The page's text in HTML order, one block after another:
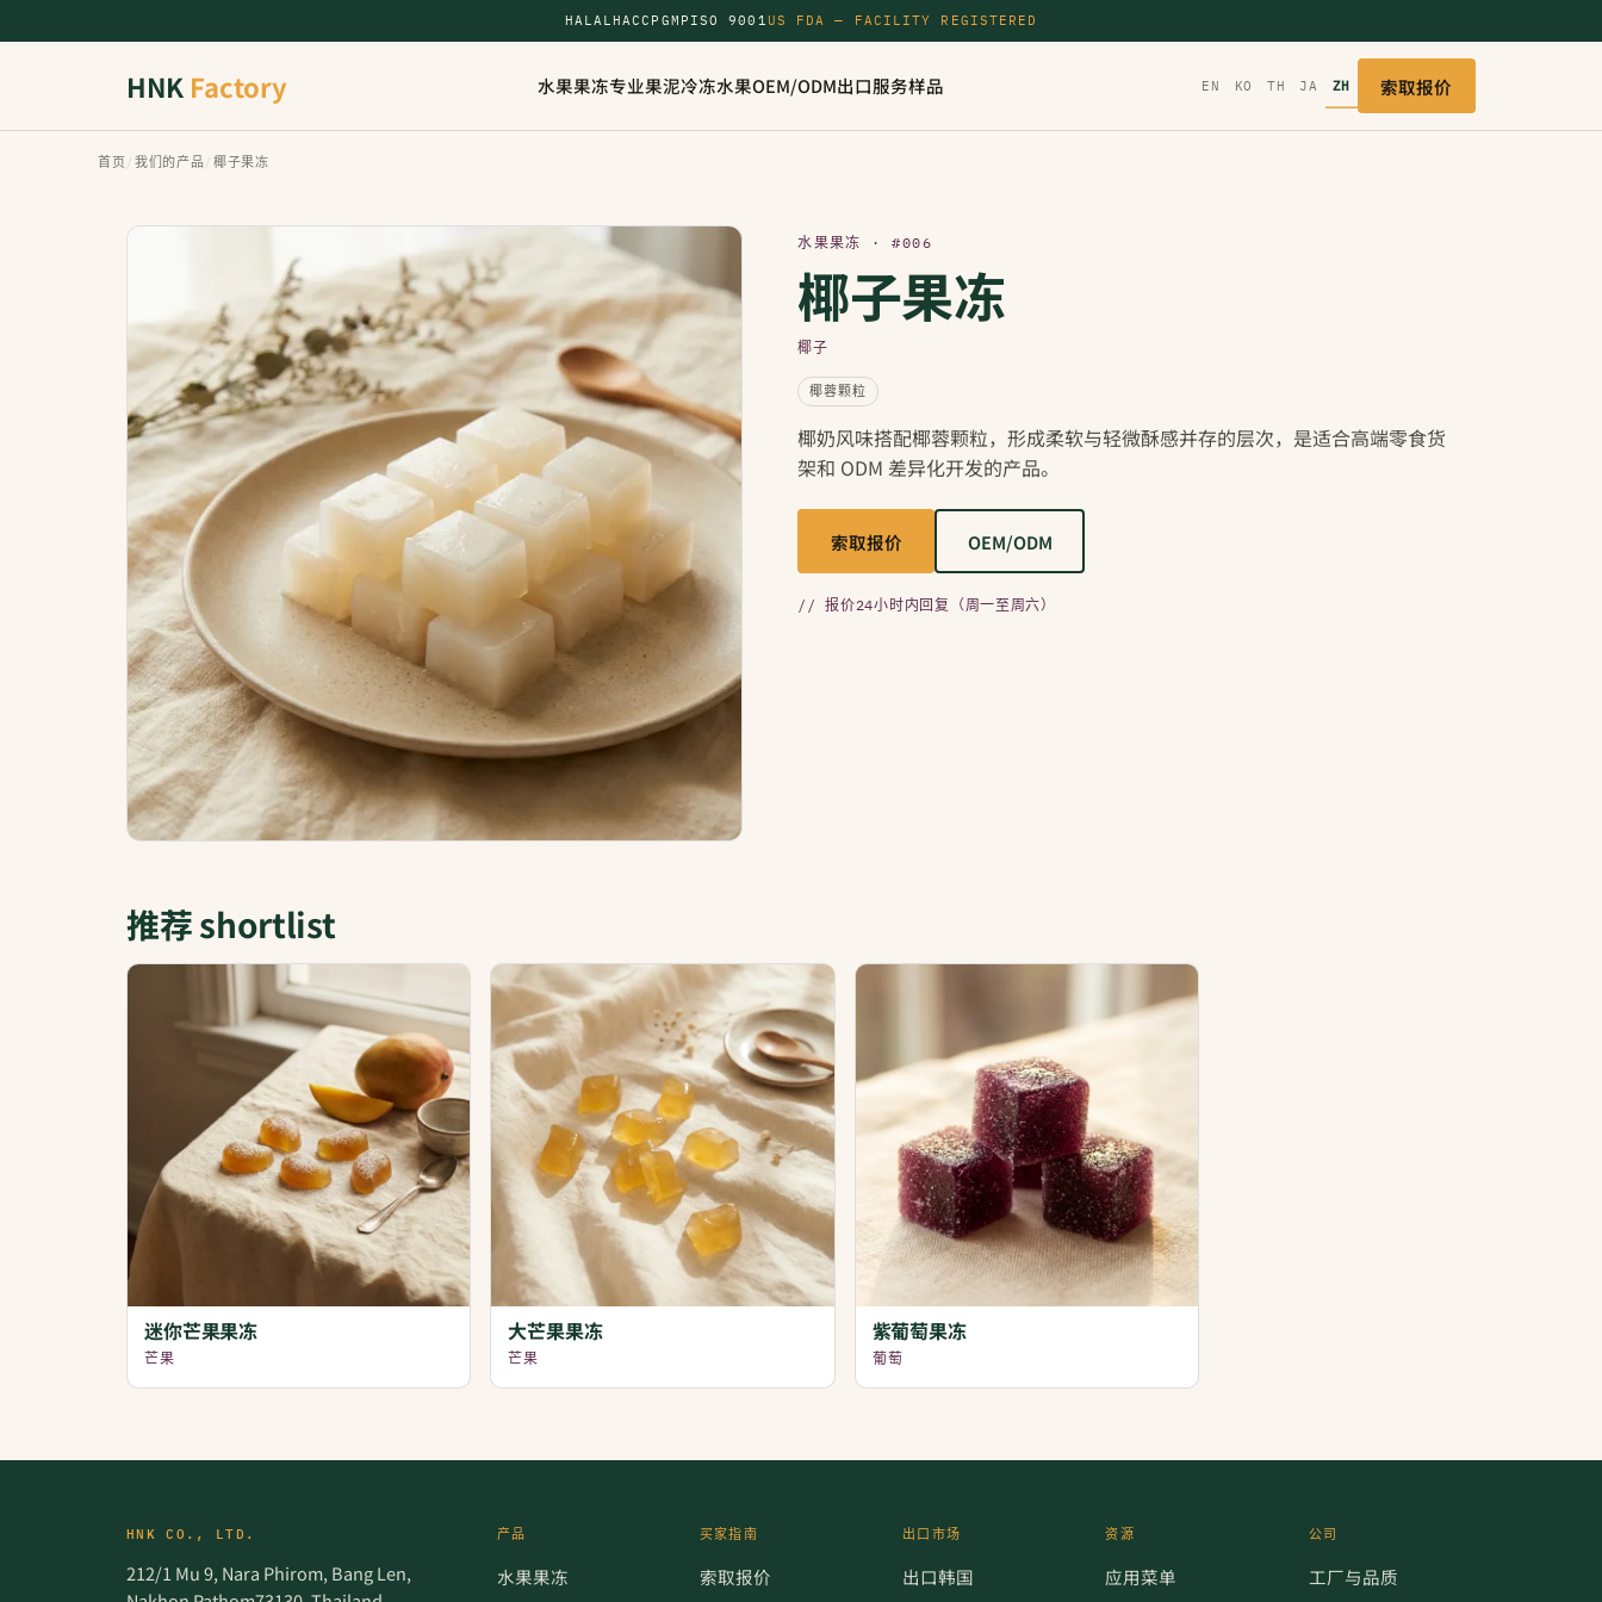
HALALHACCP GMP ISO 9001US FDA — FACILITY REGISTERED
HNK Factory 水果果冻专业果泥冷冻水果OEM/ODM出口服务样品 EN KO TH JA ZH 索取报价
首页 / 我们的产品 / 椰子果冻
水果果冻 · #006
椰子果冻
椰子
椰蓉颗粒
椰奶风味搭配椰蓉颗粒，形成柔软与轻微酥感并存的层次，是适合高端零食货
架和 ODM 差异化开发的产品。
索取报价 OEM/ODM
// 报价24小时内回复（周一至周六）
推荐 shortlist
迷你芒果果冻
芒果
大芒果果冻
芒果
紫葡萄果冻
葡萄
HNK CO., LTD.
212/1 Mu 9, Nara Phirom, Bang Len,
产品
水果果冻
买家指南
索取报价
出口市场
出口韩国
资源
应用菜单
公司
工厂与品质